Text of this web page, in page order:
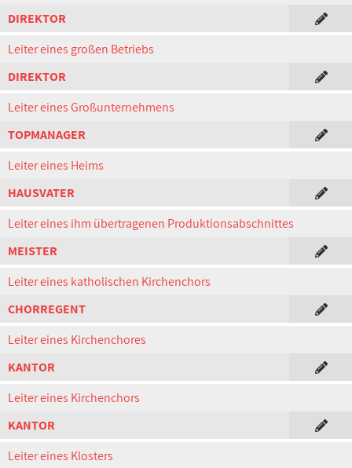
DIREKTOR
Leiter eines großen Betriebs
DIREKTOR
Leiter eines Großunternehmens
TOPMANAGER
Leiter eines Heims
HAUSVATER
Leiter eines ihm übertragenen Produktionsabschnittes
MEISTER
Leiter eines katholischen Kirchenchors
CHORREGENT
Leiter eines Kirchenchores
KANTOR
Leiter eines Kirchenchors
KANTOR
Leiter eines Klosters